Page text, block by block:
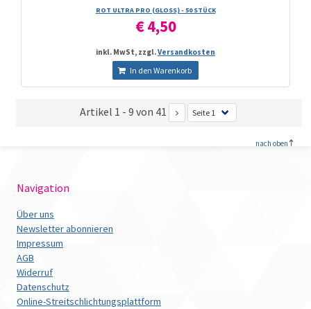
ROT ULTRA PRO (GLOSS) - 50 STÜCK
€ 4,50
inkl. MwSt, zzgl.Versandkosten
In den Warenkorb
Artikel 1 - 9 von 41
nach oben
Navigation
Über uns
Newsletter abonnieren
Impressum
AGB
Widerruf
Datenschutz
Online-Streitschlichtungsplattform